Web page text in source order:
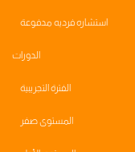
استشاره فرديه مدفوعة
الدورات
الفترة التجريبية
المستوى صفر